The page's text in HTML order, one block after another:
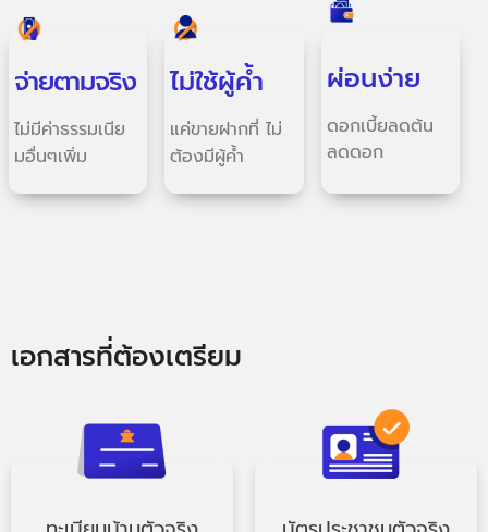
จ่ายตามจริง
ไม่มีค่าธรรมเนีย
มอื่นๆเพิ่ม
ไม่ใช้ผู้ค้ำ
แค่ขายฝากที่ ไม่
ต้องมีผู้ค้ำ
ผ่อนง่าย
ดอกเบี้ยลดต้น
ลดดอก
เอกสารที่ต้องเตรียม